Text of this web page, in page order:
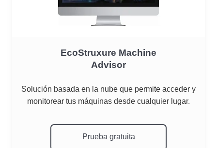
EcoStruxure Machine
Advisor
Solución basada en la nube que permite acceder y
monitorear tus máquinas desde cualquier lugar.
Prueba gratuita